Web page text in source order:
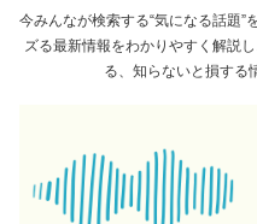
今みんなが検索する“気になる話題
ズる最新情報をわかりやすく解説
る、知らないと損する